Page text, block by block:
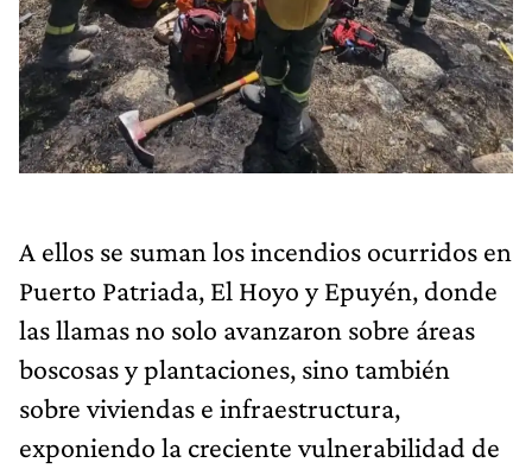
A ellos se suman los incendios ocurridos en
Puerto Patriada, El Hoyo y Epuyén, donde
las llamas no solo avanzaron sobre áreas
boscosas y plantaciones, sino también
sobre viviendas e infraestructura,
exponiendo la creciente vulnerabilidad de